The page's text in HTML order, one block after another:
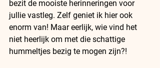
bezit de mooiste herinneringen voor
jullie vastleg. Zelf geniet ik hier ook
enorm van! Maar eerlijk, wie vind het
niet heerlijk om met die schattige
hummeltjes bezig te mogen zijn?!